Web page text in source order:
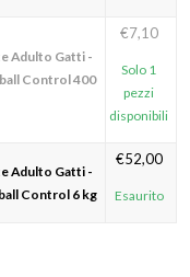
Adulto Gatti -
Control 400
€7,10
Solo 1
pezzi
disponibili
Adulto Gatti -
Control 6 kg
€52,00
Esaurito